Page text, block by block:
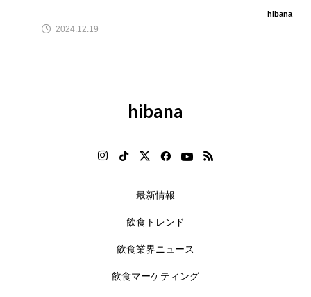
hibana
2024.12.19
hibana
最新情報
飲食トレンド
飲食業界ニュース
飲食マーケティング